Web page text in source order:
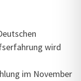
wird
im November